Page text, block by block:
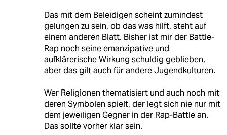
Das mit dem Beleidigen scheint zumindest
gelungen zu sein, ob das was hilft, steht auf
einem anderen Blatt. Bisher ist mir der Battle-
Rap noch seine emanzipative und
aufklärerische Wirkung schuldig geblieben,
aber das gilt auch für andere Jugendkulturen.
Wer Religionen thematisiert und auch noch mit
deren Symbolen spielt, der legt sich nie nur mit
dem jeweiligen Gegner in der Rap-Battle an.
Das sollte vorher klar sein.